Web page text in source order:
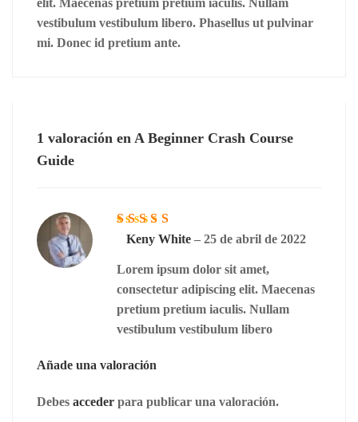
vestibulum vestibulum libero. Phasellus ut pulvinar
mi. Donec id pretium ante.
1 valoración en A Beginner Crash Course
Guide
Valorado
con 5de
Keny White – 25 de abril de 2022
Lorem ipsum dolor sit amet,
consectetur adipiscing elit. Maecenas
pretium pretium iaculis. Nullam
vestibulum vestibulum libero
Añade una valoración
Debes acceder para publicar una valoración.